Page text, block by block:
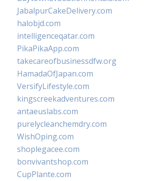
JabalpurCakeDelivery.com
halobjd.com
intelligenceqatar.com
PikaPikaApp.com
takecareofbusinessdfw.org
HamadaOfJapan.com
VersifyLifestyle.com
kingscreekadventures.com
antaeuslabs.com
purelycleanchemdry.com
WishOping.com
shoplegacee.com
bonvivantshop.com
CupPlante.com